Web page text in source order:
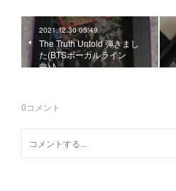
2021.12.30 05:49
The Truth Untold 弾きまし
た(BTSボーカルライン
曲)♪
0コメント